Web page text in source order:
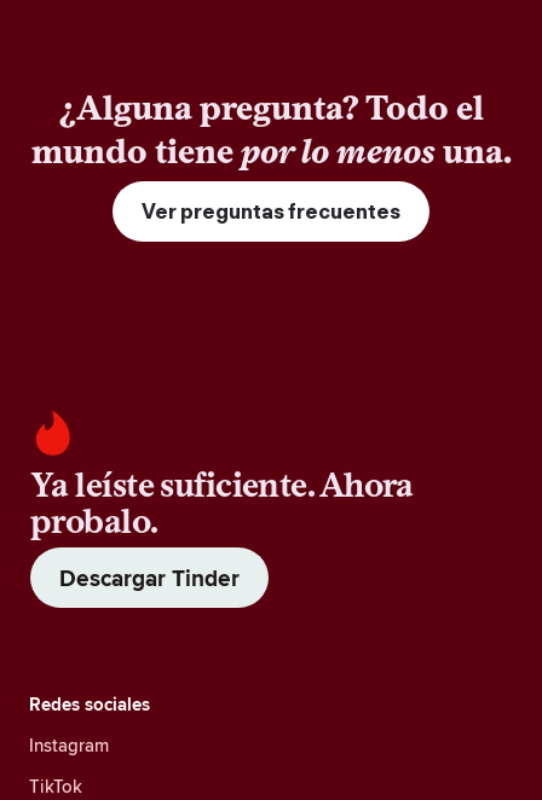
¿Alguna pregunta? Todo el
mundo tienepor lo menosuna.
Ver preguntas frecuentes
Ya leíste suficiente. Ahora
probalo.
Descargar Tinder
Redes sociales
Instagram
TikTok